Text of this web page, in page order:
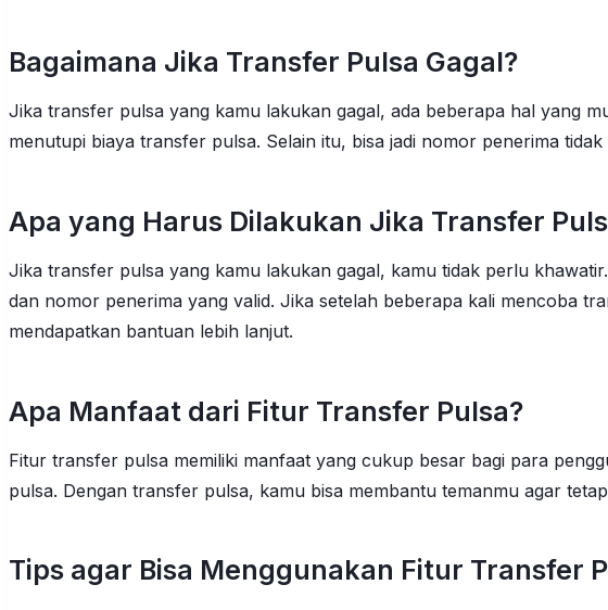
Bagaimana Jika Transfer Pulsa Gagal?
Jika transfer pulsa yang kamu lakukan gagal, ada beberapa hal yang
menutupi biaya transfer pulsa. Selain itu, bisa jadi nomor penerima
Apa yang Harus Dilakukan Jika Transfer
Jika transfer pulsa yang kamu lakukan gagal, kamu tidak perlu
dan nomor penerima yang valid. Jika setelah beberapa kali mencoba
mendapatkan bantuan lebih lanjut.
Apa Manfaat dari Fitur Transfer Pulsa?
Fitur transfer pulsa memiliki manfaat yang cukup besar bagi para
pulsa. Dengan transfer pulsa, kamu bisa membantu temanmu agar
Tips agar Bisa Menggunakan Fitur Transfer